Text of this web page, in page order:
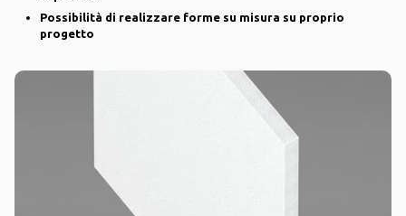
Possibilità di realizzare forme su misura su proprio
progetto